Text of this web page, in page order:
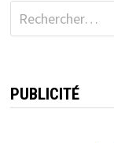
Rechercher :
PUBLICITÉ